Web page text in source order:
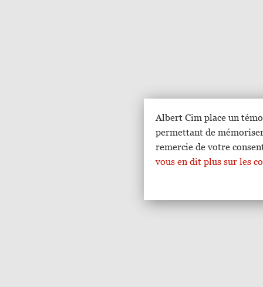
Albert Cim place un
permettant de
remercie de votre
vous en dit plus sur les